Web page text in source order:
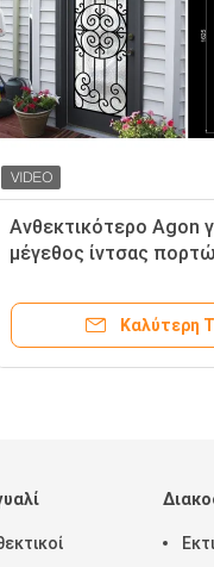
Ανθεκτικότερο Agon
μέγεθος ίντσας
διαμόρφωσε
Καλύτερη